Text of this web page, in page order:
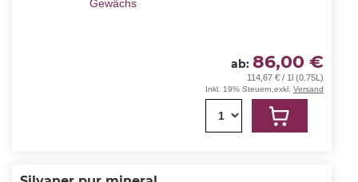
ab 86,00 €
114,67 € / 1l (0.75L)
Inkl. 19% Steuern exkl. Versand
1